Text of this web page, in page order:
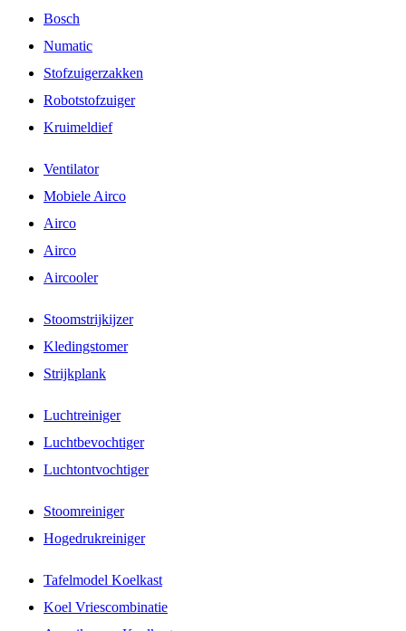
Bosch
Numatic
Stofzuigerzakken
Robotstofzuiger
Kruimeldief
Ventilator
Mobiele Airco
Airco
Airco
Aircooler
Stoomstrijkijzer
Kledingstomer
Strijkplank
Luchtreiniger
Luchtbevochtiger
Luchtontvochtiger
Stoomreiniger
Hogedrukreiniger
Tafelmodel Koelkast
Koel Vriescombinatie